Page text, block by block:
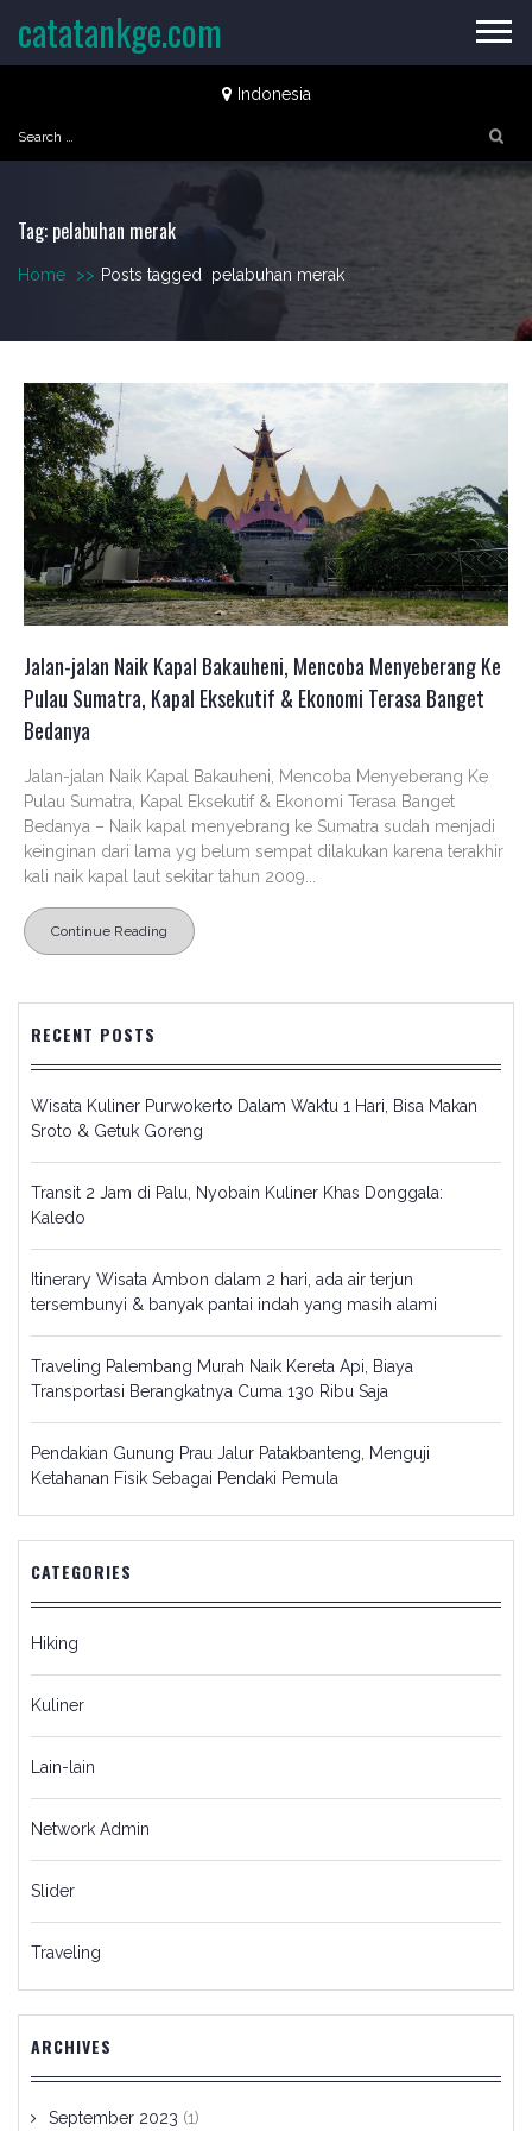
Indonesia
Search
for:
catatankge.com
Tag: pelabuhan merak
Home >> Posts tagged pelabuhan merak
Jalan-jalan Naik Kapal Bakauheni, Mencoba Menyeberang Ke
Pulau Sumatra, Kapal Eksekutif & Ekonomi Terasa Banget
Bedanya
Jalan-jalan Naik Kapal Bakauheni, Mencoba Menyeberang Ke
Pulau Sumatra, Kapal Eksekutif & Ekonomi Terasa Banget
Bedanya – Naik kapal menyebrang ke Sumatra sudah menjadi
keinginan dari lama yg belum sempat dilakukan karena terakhir
kali naik kapal laut sekitar tahun 2009...
Continue Reading
RECENT POSTS
Wisata Kuliner Purwokerto Dalam Waktu 1 Hari, Bisa Makan
Sroto & Getuk Goreng
Transit 2 Jam di Palu, Nyobain Kuliner Khas Donggala:
Kaledo
Itinerary Wisata Ambon dalam 2 hari, ada air terjun
tersembunyi & banyak pantai indah yang masih alami
Traveling Palembang Murah Naik Kereta Api, Biaya
Transportasi Berangkatnya Cuma 130 Ribu Saja
Pendakian Gunung Prau Jalur Patakbanteng, Menguji
Ketahanan Fisik Sebagai Pendaki Pemula
CATEGORIES
Hiking
Kuliner
Lain-lain
Network Admin
Slider
Traveling
ARCHIVES
September 2023 (1)